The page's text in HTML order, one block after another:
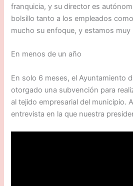
franquicia, y su director es
bolsillo tanto a los empleados
mucho su enfoque, y estamos muy
En menos de un año
En solo 6 meses, el Ayuntamiento
otorgado una subvención para
al tejido empresarial del municipio.
entrevista en la que nuestra